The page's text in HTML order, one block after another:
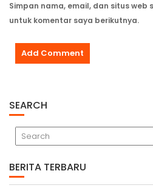
Simpan nama, email, dan situs
untuk komentar saya berikutnya.
SEARCH
BERITA TERBARU